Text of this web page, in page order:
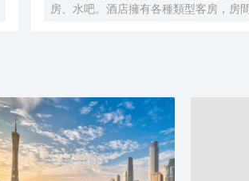
房、水吧。酒店擁有各種類型客房，房
斯精選温德姆酒店歡迎您的到來！